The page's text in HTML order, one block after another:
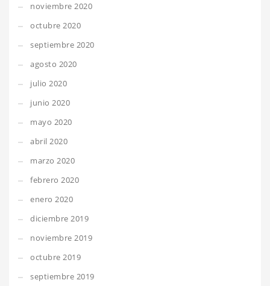
noviembre 2020
octubre 2020
septiembre 2020
agosto 2020
julio 2020
junio 2020
mayo 2020
abril 2020
marzo 2020
febrero 2020
enero 2020
diciembre 2019
noviembre 2019
octubre 2019
septiembre 2019